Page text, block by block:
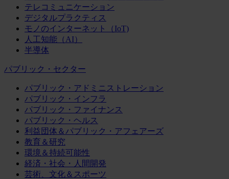
テレコミュニケーション
デジタルプラクティス
モノのインターネット（IoT)
人工知能（AI）
半導体
パブリック・セクター
パブリック・アドミニストレーション
パブリック・インフラ
パブリック・ファイナンス
パブリック・ヘルス
利益団体＆パブリック・アフェアーズ
教育＆研究
環境＆持続可能性
経済・社会・人間開発
芸術、文化＆スポーツ